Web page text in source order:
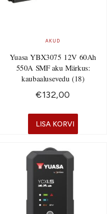
AKUD
Yuasa YBX3075 12V 60Ah
550A SMF aku Märkus:
kaubaalusevedu (18)
€132,00
LISA KORVI